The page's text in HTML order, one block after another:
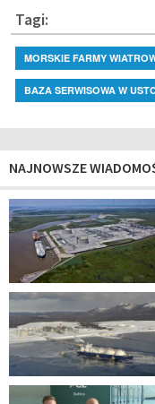
Tagi:
MORSKIE FARMY
BAZA SERWISOWA W
NAJNOWSZE